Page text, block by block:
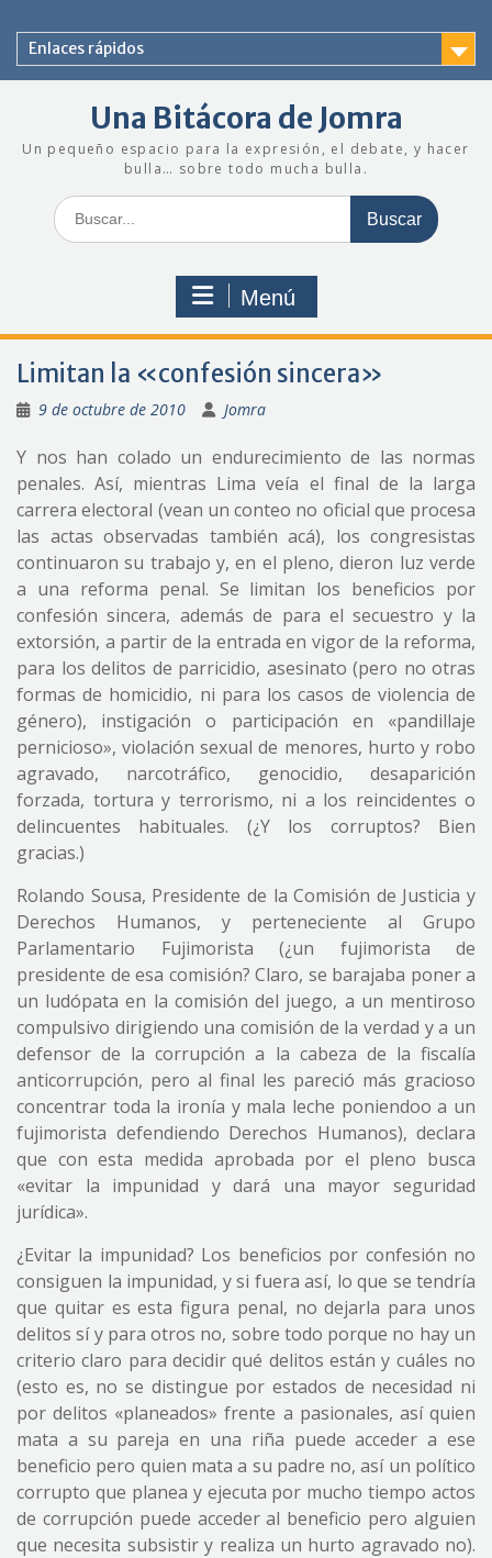
contenido
Enlaces rápidos
Una Bitácora de Jomra
Un pequeño espacio para la expresión, el debate, y hacer
bulla… sobre todo mucha bulla.
Buscar:
Menú
Limitan la «confesión sincera»
9 de octubre de 2010 Jomra
Y nos han colado un endurecimiento de las normas
penales. Así, mientras Lima veía el final de la larga
carrera electoral (vean un conteo no oficial que procesa
las actas observadas también acá), los congresistas
continuaron su trabajo y, en el pleno, dieron luz verde
a una reforma penal. Se limitan los beneficios por
confesión sincera, además de para el secuestro y la
extorsión, a partir de la entrada en vigor de la reforma,
para los delitos de parricidio, asesinato (pero no otras
formas de homicidio, ni para los casos de violencia de
género), instigación o participación en «pandillaje
pernicioso», violación sexual de menores, hurto y robo
agravado, narcotráfico, genocidio, desaparición
forzada, tortura y terrorismo, ni a los reincidentes o
delincuentes habituales. (¿Y los corruptos? Bien
gracias.)
Rolando Sousa, Presidente de la Comisión de Justicia y
Derechos Humanos, y perteneciente al Grupo
Parlamentario Fujimorista (¿un fujimorista de
presidente de esa comisión? Claro, se barajaba poner a
un ludópata en la comisión del juego, a un mentiroso
compulsivo dirigiendo una comisión de la verdad y a un
defensor de la corrupción a la cabeza de la fiscalía
anticorrupción, pero al final les pareció más gracioso
concentrar toda la ironía y mala leche poniendoo a un
fujimorista defendiendo Derechos Humanos), declara
que con esta medida aprobada por el pleno busca
«evitar la impunidad y dará una mayor seguridad
jurídica».
¿Evitar la impunidad? Los beneficios por confesión no
consiguen la impunidad, y si fuera así, lo que se tendría
que quitar es esta figura penal, no dejarla para unos
delitos sí y para otros no, sobre todo porque no hay un
criterio claro para decidir qué delitos están y cuáles no
(esto es, no se distingue por estados de necesidad ni
por delitos «planeados» frente a pasionales, así quien
mata a su pareja en una riña puede acceder a ese
beneficio pero quien mata a su padre no, así un político
corrupto que planea y ejecuta por mucho tiempo actos
de corrupción puede acceder al beneficio pero alguien
que necesita subsistir y realiza un hurto agravado no).